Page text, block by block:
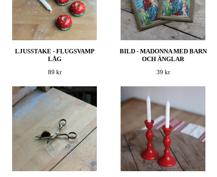
LJUSSTAKE - FLUGSVAMP
LÅG
89 kr
BILD - MADONNA MED BARN
OCH ÄNGLAR
39 kr